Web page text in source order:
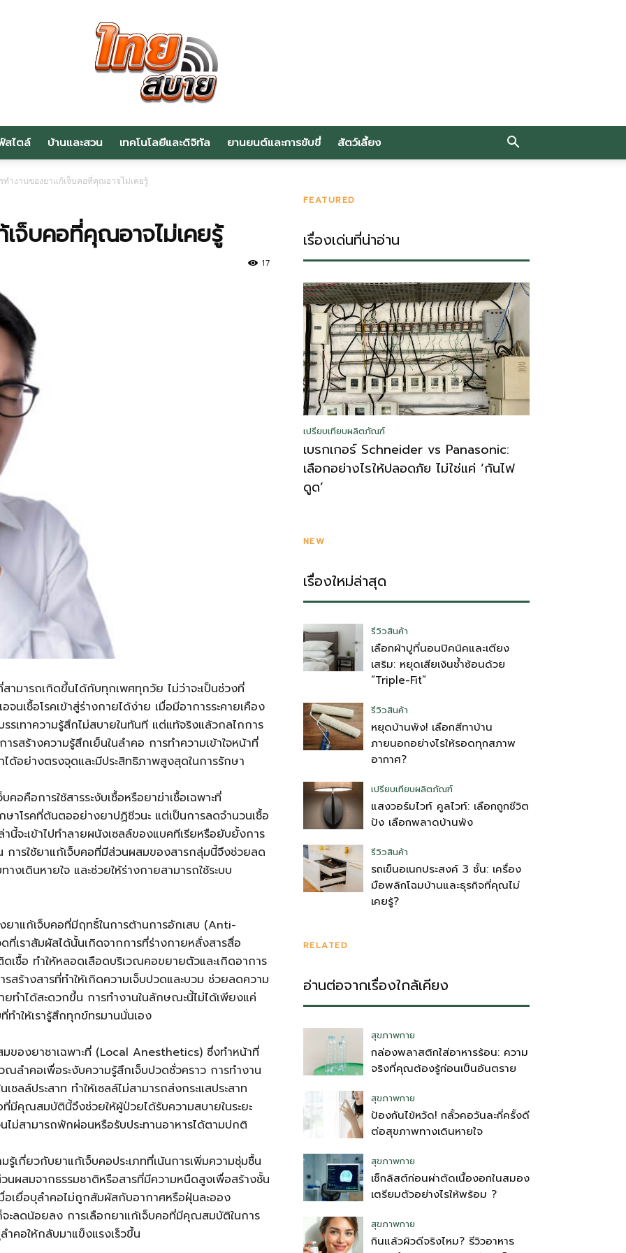
ไทย
สบาย(ดอท)คอม
สไตล์ บ้านและสวน เทคโนโลยีและดิจิทัล ยานยนต์และการขับขี่ สัตว์เลี้ยง
ทำงานของยาแก้เจ็บคอที่คุณอาจไม่เคยรู้
จ็บคอที่คุณอาจไม่เคยรู้
17
มารถเกิดขึ้นได้กับทุกเพศทุกวัย ไม่ว่าจะเป็นช่วงที่
เชื้อโรคเข้าสู่ร่างกายได้ง่าย เมื่อมีอาการระคายเคือง
รรเทาความรู้สึกไม่สบายในทันที แต่แท้จริงแล้วกลไกการ
สร้างความรู้สึกเย็นในลำคอ การทำความเข้าใจหน้าที่
ได้อย่างตรงจุดและมีประสิทธิภาพสูงสุดในการรักษา
คือการใช้สารระงับเชื้อหรือยาฆ่าเชื้อเฉพาะที่
าโรคที่ต้นตออย่างยาปฏิชีวนะ แต่เป็นการลดจำนวนเชื้อ
นี้จะเข้าไปทำลายผนังเซลล์ของแบคทีเรียหรือยับยั้งการ
การใช้ยาแก้เจ็บคอที่มีส่วนผสมของสารกลุ่มนี้จึงช่วยลด
งเดินหายใจ และช่วยให้ร่างกายสามารถใช้ระบบ
าแก้เจ็บคอที่มีฤทธิ์ในการต้านการอักเสบ (Anti-
เราสัมผัสได้นั้นเกิดจากการที่ร่างกายหลั่งสารสื่อ
เชื้อ ทำให้หลอดเลือดบริเวณคอขยายตัวและเกิดอาการ
สร้างสารที่ทำให้เกิดความเจ็บปวดและบวม ช่วยลดความ
ยทำได้สะดวกขึ้น การทำงานในลักษณะนี้ไม่ได้เพียงแค่
ำให้เรารู้สึกทุกข์ทรมานนั่นเอง
ของยาชาเฉพาะที่ (Local Anesthetics) ซึ่งทำหน้าที่
ำคอเพื่อระงับความรู้สึกเจ็บปวดชั่วคราว การทำงาน
ลล์ประสาท ทำให้เซลล์ไม่สามารถส่งกระแสประสาท
มีคุณสมบัตินี้จึงช่วยให้ผู้ป่วยได้รับความสบายในระยะ
ไม่สามารถพักผ่อนหรือรับประทานอาหารได้ตามปกติ
กี่ยวกับยาแก้เจ็บคอประเภทที่เน้นการเพิ่มความชุ่มชื้น
ผสมจากธรรมชาติหรือสารที่มีความหนืดสูงเพื่อสร้างชั้น
อเยื่อบุลำคอไม่ถูกสัมผัสกับอากาศหรือฝุ่นละออง
จะลดน้อยลง การเลือกยาแก้เจ็บคอที่มีคุณสมบัติในการ
คอให้กลับมาแข็งแรงเร็วขึ้น
FEATURED
เรื่องเด่นที่น่าอ่าน
เปรียบเทียบผลิตภัณฑ์
เบรกเกอร์ Schneider vs Panasonic:
เลือกอย่างไรให้ปลอดภัย ไม่ใช่แค่ ‘กันไฟ
ดูด’
NEW
เรื่องใหม่ล่าสุด
รีวิวสินค้า
เลือกผ้าปูที่นอนปิคนิคและเตียง
เสริม: หยุดเสียเงินซ้ำซ้อนด้วย
“Triple-Fit”
รีวิวสินค้า
หยุดบ้านพัง! เลือกสีทาบ้าน
ภายนอกอย่างไรให้รอดทุกสภาพ
อากาศ?
เปรียบเทียบผลิตภัณฑ์
แสงวอร์มไวท์ คูลไวท์: เลือกถูกชีวิต
ปัง เลือกพลาดบ้านพัง
รีวิวสินค้า
รถเข็นอเนกประสงค์ 3 ชั้น: เครื่อง
มือพลิกโฉมบ้านและธุรกิจที่คุณไม่
เคยรู้?
RELATED
อ่านต่อจากเรื่องใกล้เคียง
สุขภาพกาย
กล่องพลาสติกใส่อาหารร้อน: ความ
จริงที่คุณต้องรู้ก่อนเป็นอันตราย
สุขภาพกาย
ป้องกันไข้หวัด! กลั้วคอวันละกี่ครั้งดี
ต่อสุขภาพทางเดินหายใจ
สุขภาพกาย
เช็กลิสต์ก่อนผ่าตัดเนื้องอกในสมอง
เตรียมตัวอย่างไรให้พร้อม ?
สุขภาพกาย
กินแล้วผิวดีจริงไหม? รีวิวอาหาร